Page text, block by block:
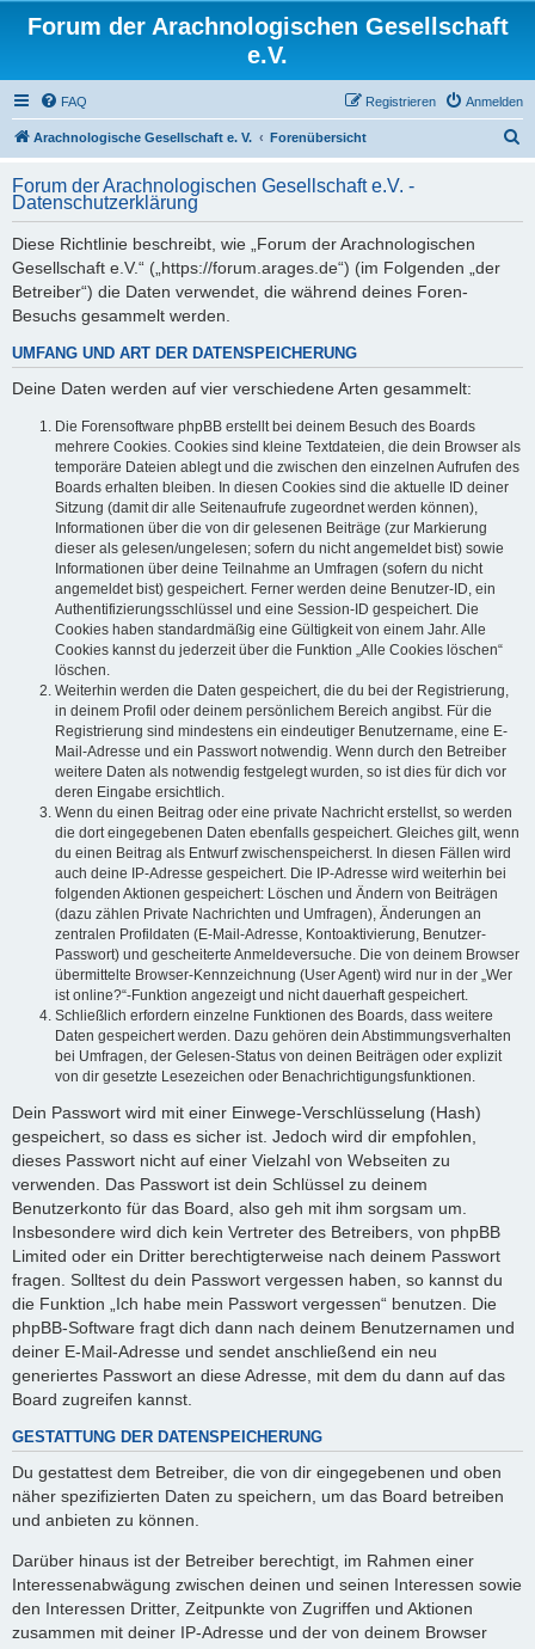
Forum der Arachnologischen Gesellschaft
e.V.
FAQ Anmelden
Registrieren
Arachnologische Gesellschaft e. V. Forenübersicht
h
Forum der Arachnologischen Gesellschaft e.V. -
Datenschutzerklärung
Diese Richtlinie beschreibt, wie „Forum der Arachnologischen
Gesellschaft e.V.“ („https://forum.arages.de“) (im Folgenden „der
Betreiber“) die Daten verwendet, die während deines Foren-
Besuchs gesammelt werden.
UMFANG UND ART DER DATENSPEICHERUNG
Deine Daten werden auf vier verschiedene Arten gesammelt:
Die Forensoftware phpBB erstellt bei deinem Besuch des Boards
mehrere Cookies. Cookies sind kleine Textdateien, die dein Browser als
temporäre Dateien ablegt und die zwischen den einzelnen Aufrufen des
Boards erhalten bleiben. In diesen Cookies sind die aktuelle ID deiner
Sitzung (damit dir alle Seitenaufrufe zugeordnet werden können),
Informationen über die von dir gelesenen Beiträge (zur Markierung
dieser als gelesen/ungelesen; sofern du nicht angemeldet bist) sowie
Informationen über deine Teilnahme an Umfragen (sofern du nicht
angemeldet bist) gespeichert. Ferner werden deine Benutzer-ID, ein
Authentifizierungsschlüssel und eine Session-ID gespeichert. Die
Cookies haben standardmäßig eine Gültigkeit von einem Jahr. Alle
Cookies kannst du jederzeit über die Funktion „Alle Cookies löschen“
löschen.
Weiterhin werden die Daten gespeichert, die du bei der Registrierung,
in deinem Profil oder deinem persönlichem Bereich angibst. Für die
Registrierung sind mindestens ein eindeutiger Benutzername, eine E-
Mail-Adresse und ein Passwort notwendig. Wenn durch den Betreiber
weitere Daten als notwendig festgelegt wurden, so ist dies für dich vor
deren Eingabe ersichtlich.
Wenn du einen Beitrag oder eine private Nachricht erstellst, so werden
die dort eingegebenen Daten ebenfalls gespeichert. Gleiches gilt, wenn
du einen Beitrag als Entwurf zwischenspeicherst. In diesen Fällen wird
auch deine IP-Adresse gespeichert. Die IP-Adresse wird weiterhin bei
folgenden Aktionen gespeichert: Löschen und Ändern von Beiträgen
(dazu zählen Private Nachrichten und Umfragen), Änderungen an
zentralen Profildaten (E-Mail-Adresse, Kontoaktivierung, Benutzer-
Passwort) und gescheiterte Anmeldeversuche. Die von deinem Browser
übermittelte Browser-Kennzeichnung (User Agent) wird nur in der „Wer
ist online?“-Funktion angezeigt und nicht dauerhaft gespeichert.
Schließlich erfordern einzelne Funktionen des Boards, dass weitere
Daten gespeichert werden. Dazu gehören dein Abstimmungsverhalten
bei Umfragen, der Gelesen-Status von deinen Beiträgen oder explizit
von dir gesetzte Lesezeichen oder Benachrichtigungsfunktionen.
Dein Passwort wird mit einer Einwege-Verschlüsselung (Hash)
gespeichert, so dass es sicher ist. Jedoch wird dir empfohlen,
dieses Passwort nicht auf einer Vielzahl von Webseiten zu
verwenden. Das Passwort ist dein Schlüssel zu deinem
Benutzerkonto für das Board, also geh mit ihm sorgsam um.
Insbesondere wird dich kein Vertreter des Betreibers, von phpBB
Limited oder ein Dritter berechtigterweise nach deinem Passwort
fragen. Solltest du dein Passwort vergessen haben, so kannst du
die Funktion „Ich habe mein Passwort vergessen“ benutzen. Die
phpBB-Software fragt dich dann nach deinem Benutzernamen und
deiner E-Mail-Adresse und sendet anschließend ein neu
generiertes Passwort an diese Adresse, mit dem du dann auf das
Board zugreifen kannst.
GESTATTUNG DER DATENSPEICHERUNG
Du gestattest dem Betreiber, die von dir eingegebenen und oben
näher spezifizierten Daten zu speichern, um das Board betreiben
und anbieten zu können.
Darüber hinaus ist der Betreiber berechtigt, im Rahmen einer
Interessenabwägung zwischen deinen und seinen Interessen sowie
den Interessen Dritter, Zeitpunkte von Zugriffen und Aktionen
zusammen mit deiner IP-Adresse und der von deinem Browser